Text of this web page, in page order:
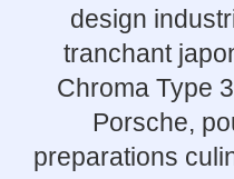
design
tranchant
Chroma Type
Porsche,
preparations